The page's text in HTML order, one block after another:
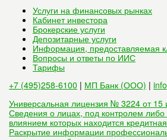
Услуги на финансовых рынках
Кабинет инвестора
Брокерские услуги
Депозитарные услуги
Информация, предоставляемая
Вопросы и ответы по ИИС
Тарифы
+7 (495)258-6100 | МП Банк (ООО) |
Универсальная лицензия № 3224 от 15
Сведения о лицах, под контролем либо
влиянием которых находится
Раскрытие информации